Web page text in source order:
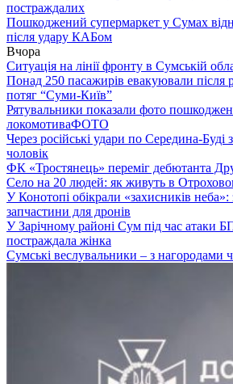
постраждалих
Пошкоджений супермаркет у Сумах
після удару КАБом
Вчора
Ситуація на лінії фронту в Сумській
Понад 250 пасажирів евакуювали після
потяг “Суми-Київ”
Рятувальники показали фото
локомотиваФОТО
Через російські удари по Середина-Буді
чоловік
ФК «Тростянець» переміг дебютанта
Село на 20 людей: як живуть в
У Конотопі обікрали «захисників
запчастини для дронів
У Зарічному районі Сум під час атаки
постраждала жінка
Сумські веслувальники – з нагородами